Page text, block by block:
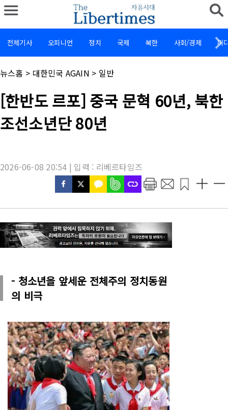
전체기사 오피니언 정치 국제 북한 사회/경제 미
채
널
뉴스홈 > 대한민국 AGAIN > 일반
기
제
목
:
[한반도 르포] 중국 문혁 60년, 북한
조선소년단 80년
2026-06-08 20:54 | 입력 : 리베르타임즈
- 청소년을 앞세운 전체주의 정치동원
의 비극